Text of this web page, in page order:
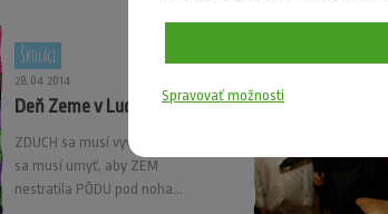
Školáci
28.04.2014
Deň Zeme v Ludaniciach
ZDUCH sa musí vyvetrať, VODA
sa musí umyť, aby ZEM
nestratila PÔDU pod noha...
Spravovať možnosti